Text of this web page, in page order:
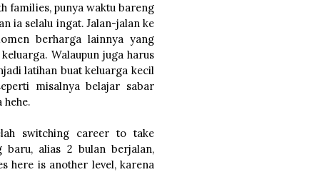
families, punya waktu bareng
ia selalu ingat. Jalan-jalan ke
berharga lainnya yang
Walaupun juga harus
latihan buat keluarga kecil
misalnya belajar sabar
switching career to take
baru, alias 2 bulan berjalan,
here is another level, karena